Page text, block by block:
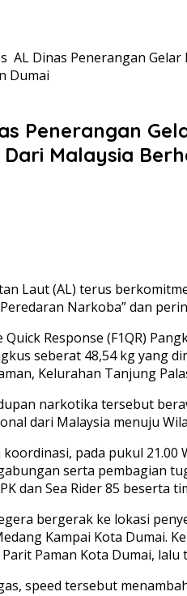
AL Dinas Penerangan
Dumai
Penerangan
Dari Malaysia
Laut (AL) terus
Narkoba” dan
Quick Response (F1QR)
seberat 48,54 kg yang
Kelurahan Tanjung
narkotika tersebut
dari Malaysia menuju
pada pukul
serta pembagian
dan Sea Rider 85 beserta
bergerak ke lokasi
Kampai Kota Dumai.
Paman Kota Dumai,
speed tersebut